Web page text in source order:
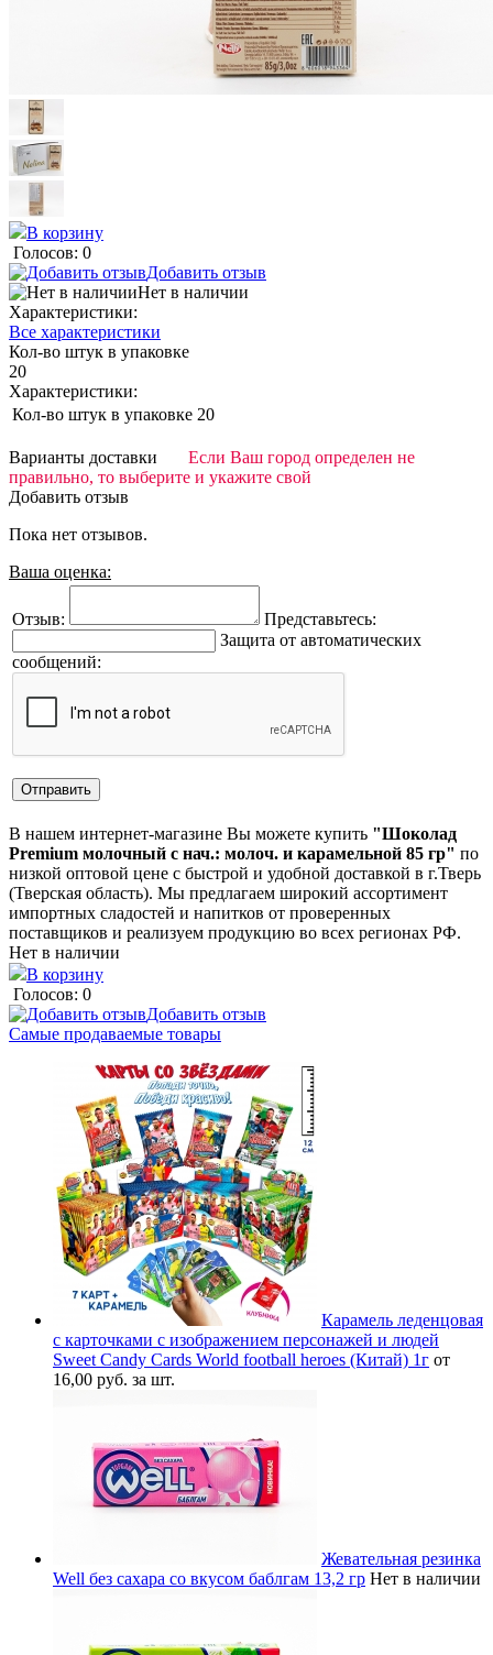
В корзину
Голосов: 0
Добавить отзыв
Нет в наличии
Характеристики:
Все характеристики
Кол-во штук в упаковке
20
Характеристики:
Кол-во штук в упаковке 20
Варианты доставки
Если Ваш город определен не
правильно, то выберите и укажите свой
Добавить отзыв
Пока нет отзывов.
Ваша оценка:
Отзыв:
Представьтесь:
Защита от автоматических
сообщений:
В нашем интернет-магазине Вы можете купить "Шоколад
Premium молочный с нач.: молоч. и карамельной 85 гр" по
низкой оптовой цене с быстрой и удобной доставкой в г.Тверь
(Тверская область). Мы предлагаем широкий ассортимент
импортных сладостей и напитков от проверенных
поставщиков и реализуем продукцию во всех регионах РФ.
Нет в наличии
В корзину
Голосов: 0
Добавить отзыв
Самые продаваемые товары
Карамель леденцовая
с карточками с изображением персонажей и людей
Sweet Candy Cards World football heroes (Китай) 1г от
16,00 руб. за шт.
Жевательная резинка
Well без сахара со вкусом баблгам 13,2 гр Нет в наличии